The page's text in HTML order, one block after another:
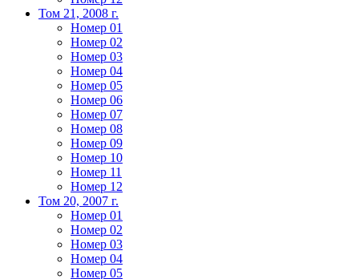
Том 21, 2008 г.
Номер 01
Номер 02
Номер 03
Номер 04
Номер 05
Номер 06
Номер 07
Номер 08
Номер 09
Номер 10
Номер 11
Номер 12
Том 20, 2007 г.
Номер 01
Номер 02
Номер 03
Номер 04
Номер 05